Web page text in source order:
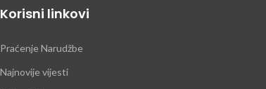
Korisni linkovi
Praćenje Narudžbe
Najnovije vijesti